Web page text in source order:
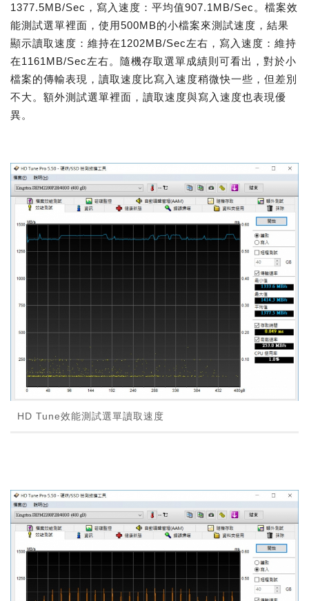
1377.5MB/Sec，寫入速度：平均值907.1MB/Sec。檔案效
能測試選單裡面，使用500MB的小檔案來測試速度，結果
顯示讀取速度：維持在1202MB/Sec左右，寫入速度：維持
在1161MB/Sec左右。隨機存取選單成績則可看出，對於小
檔案的傳輸表現，讀取速度比寫入速度稍微快一些，但差別
不大。額外測試選單裡面，讀取速度與寫入速度也表現優
異。
HD Tune效能測試選單讀取速度